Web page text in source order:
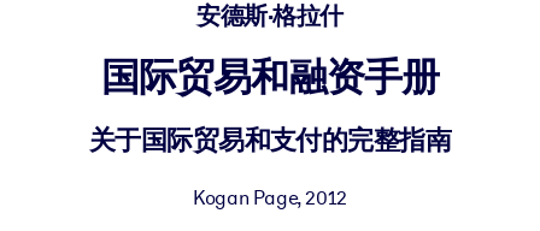
面向 LMS/LXP
将简短且经过验证的知识引入您的 LMS/LXP，以获得更强的学习效
安德斯·格拉什
国际贸易和融资手册
关于国际贸易和支付的完整指南
Kogan Page,2012